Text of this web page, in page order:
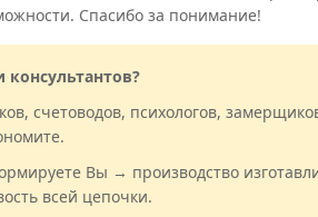
Спасибо за понимание!
счетоводов, психологов,
Вы → производство
всей цепочки.